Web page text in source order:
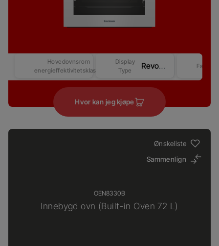
Hovedovnsrom
energieffektivitetsklasse
Display
Type
Revo Good+ Display (Beast) Farge
Hvor kan jeg kjøpe
Ønskeliste
Sammenlign
OEN8330B
Innebygd ovn (Built-in Oven 72 L)